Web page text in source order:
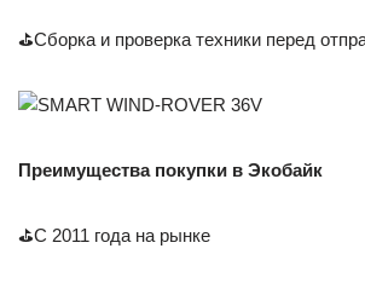
⛳Сборка и проверка техники перед
Преимущества покупки в Экобайк
⛳С 2011 года на рынке